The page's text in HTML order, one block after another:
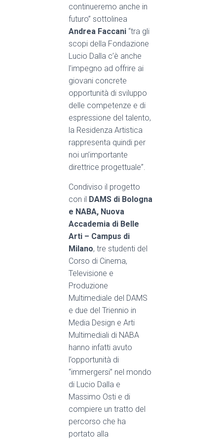
continueremo anche in
futuro” sottolinea
Andrea Faccani “tra gli
scopi della Fondazione
Lucio Dalla c’è anche
l’impegno ad offrire ai
giovani concrete
opportunità di sviluppo
delle competenze e di
espressione del talento,
la Residenza Artistica
rappresenta quindi per
noi un’importante
direttrice progettuale”.
Condiviso il progetto
con il DAMS di Bologna
e NABA, Nuova
Accademia di Belle
Arti – Campus di
Milano, tre studenti del
Corso di Cinema,
Televisione e
Produzione
Multimediale del DAMS
e due del Triennio in
Media Design e Arti
Multimediali di NABA
hanno infatti avuto
l’opportunità di
“immergersi” nel mondo
di Lucio Dalla e
Massimo Osti e di
compiere un tratto del
percorso che ha
portato alla